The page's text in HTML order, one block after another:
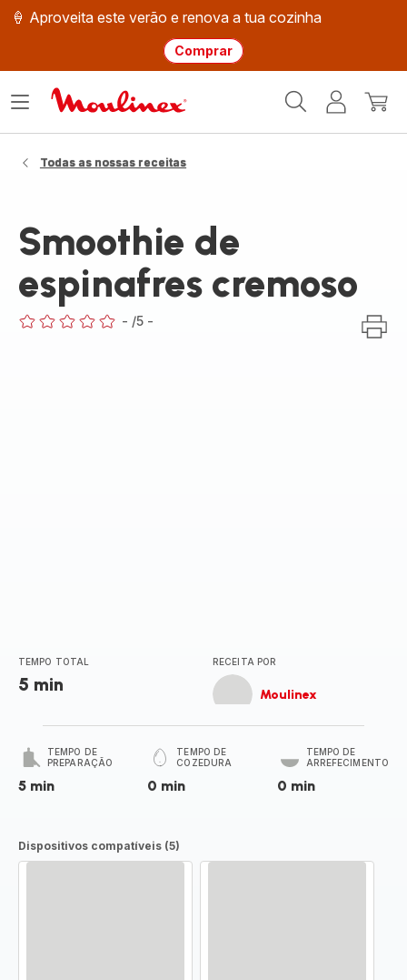
🍦 Aproveita este verão e renova a tua cozinha
Comprar
Moulinex
O
Abrir
Todas as nossas receitas
Smoothie de
espinafres cremoso
- /5 -
TEMPO TOTAL
5 min
RECEITA POR
Moulinex
TEMPO DE
PREPARAÇÃO
5 min
TEMPO DE
COZEDURA
0 min
TEMPO DE
ARREFECIMENTO
0 min
Dispositivos compatíveis (5)